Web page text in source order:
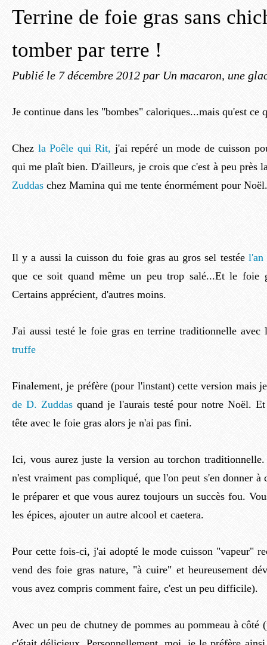
Terrine de foie gras sans
tomber par terre !
Publié le 7 décembre 2012 par Un macaron, une
Je continue dans les "bombes" caloriques...mais qu'est ce
Chez la Poêle qui Rit, j'ai repéré un mode de cuisson
qui me plaît bien. D'ailleurs, je crois que c'est à peu près
Zuddas chez Mamina qui me tente énormément pour Noël.
Il y a aussi la cuisson du foie gras au gros sel testée l'an
que ce soit quand même un peu trop salé...Et le foie
Certains apprécient, d'autres moins.
J'ai aussi testé le foie gras en terrine traditionnelle
truffe
Finalement, je préfère (pour l'instant) cette version mais
de D. Zuddas quand je l'aurais testé pour notre Noël.
tête avec le foie gras alors je n'ai pas fini.
Ici, vous aurez juste la version au torchon
n'est vraiment pas compliqué, que l'on peut s'en donner à
le préparer et que vous aurez toujours un succès fou.
les épices, ajouter un autre alcool et caetera.
Pour cette fois-ci, j'ai adopté le mode cuisson "vapeur"
vend des foie gras nature, "à cuire" et heureusement
vous avez compris comment faire, c'est un peu difficile).
Avec un peu de chutney de pommes au pommeau à côté